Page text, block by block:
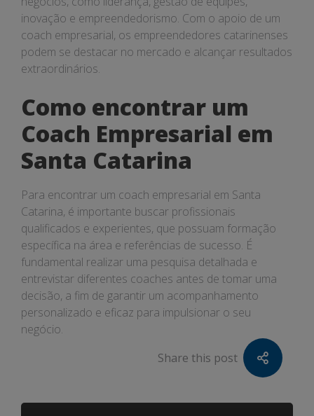
inovação e empreendedorismo. Com o apoio de um
coach empresarial, os empreendedores catarinenses
podem se destacar no mercado e alcançar resultados
extraordinários.
Como encontrar um
Coach Empresarial em
Santa Catarina
Para encontrar um coach empresarial em Santa
Catarina, é importante buscar profissionais
qualificados e experientes, que possuam formação
específica na área e referências de sucesso. É
fundamental realizar uma pesquisa detalhada e
entrevistar diferentes coaches antes de tomar uma
decisão, a fim de garantir um acompanhamento
personalizado e eficaz para impulsionar o seu
negócio.
Share this post